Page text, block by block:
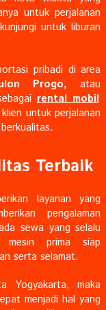
untuk perjalanan
untuk liburan
pribadi di area
Progo,atau
rental mobil
untuk perjalanan
Terbaik
layanan yang
pengalaman
sewa yang selalu
prima siap
serta selamat.
Yogyakarta, maka
menjadi hal yang